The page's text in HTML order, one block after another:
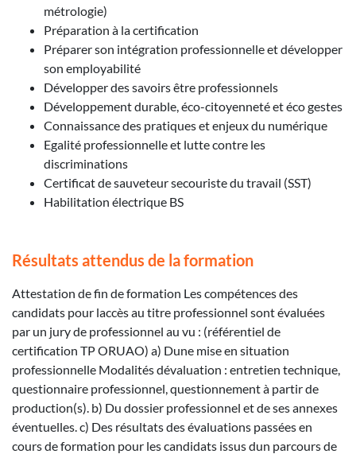
métrologie)
Préparation à la certification
Préparer son intégration professionnelle et développer
son employabilité
Développer des savoirs être professionnels
Développement durable, éco-citoyenneté et éco gestes
Connaissance des pratiques et enjeux du numérique
Egalité professionnelle et lutte contre les
discriminations
Certificat de sauveteur secouriste du travail (SST)
Habilitation électrique BS
Résultats attendus de la formation
Attestation de fin de formation Les compétences des
candidats pour laccès au titre professionnel sont évaluées
par un jury de professionnel au vu : (référentiel de
certification TP ORUAO) a) Dune mise en situation
professionnelle Modalités dévaluation : entretien technique,
questionnaire professionnel, questionnement à partir de
production(s). b) Du dossier professionnel et de ses annexes
éventuelles. c) Des résultats des évaluations passées en
cours de formation pour les candidats issus dun parcours de